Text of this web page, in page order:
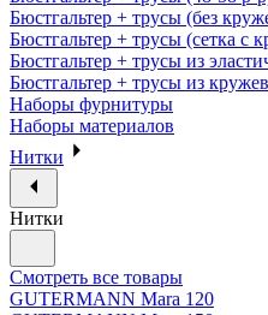
Бюстгальтер + трусы (без
Бюстгальтер + трусы (сетка с
Бюстгальтер + трусы из
Бюстгальтер + трусы из
Наборы фурнитуры
Наборы материалов
Нитки
Нитки
Смотреть все товары
GUTERMANN Mara 120